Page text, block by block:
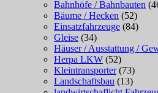
Bahnhöfe / Bahnbauten
Bäume / Hecken (52)
Einsatzfahrzeuge (84)
Gleise (34)
Häuser / Ausstattung /
Herpa LKW (52)
Kleintransporter (73)
Landschaftsbau (13)